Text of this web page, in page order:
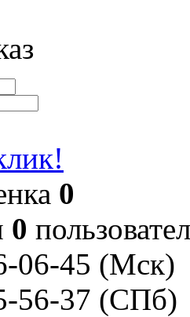
0
0
06-45 (Мск)
56-37 (СПб)